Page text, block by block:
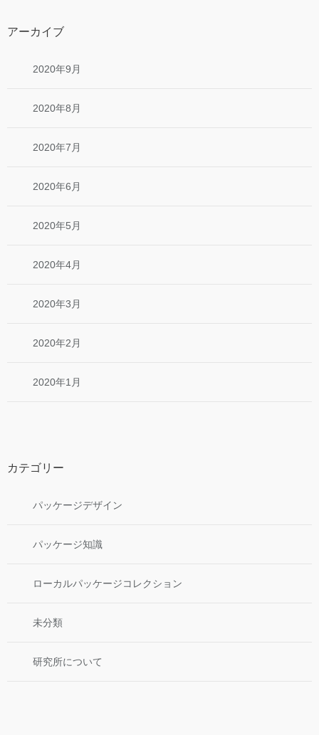
アーカイブ
2020年9月
2020年8月
2020年7月
2020年6月
2020年5月
2020年4月
2020年3月
2020年2月
2020年1月
カテゴリー
パッケージデザイン
パッケージ知識
ローカルパッケージコレクション
未分類
研究所について